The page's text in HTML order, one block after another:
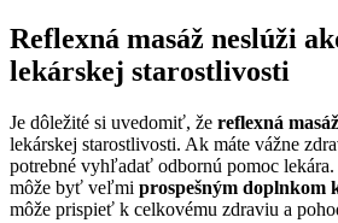
Reflexná masáž neslúži
lekárskej starostlivosti
Je dôležité si uvedomiť, že reflexná masáž
lekárskej starostlivosti. Ak máte vážne
potrebné vyhľadať odbornú pomoc lekára.
môže byť veľmi prospešným doplnkom
môže prispieť k celkovému zdraviu a